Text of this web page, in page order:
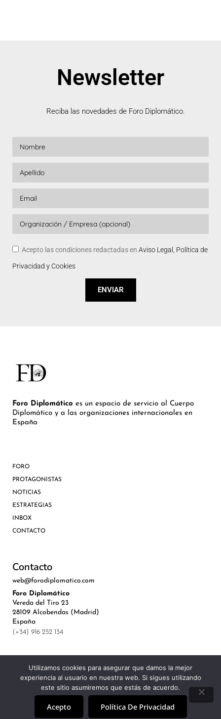
Newsletter
Reciba las novedades de Foro Diplomático.
Acepto las condiciones redactadas en Aviso Legal, Política de
Privacidad y Cookies
ENVIAR
Foro Diplomático es un espacio de servicio al Cuerpo
Diplomático y a las organizaciones internacionales en
España
FORO
PROTAGONISTAS
NOTICIAS
ESTRATEGIAS
INBOX
CONTACTO
Contacto
web@forodiplomatico.com
Foro Diplomático
Vereda del Tiro 23
28109 Alcobendas (Madrid)
España
(+34) 916 252 134
©Royal Lis Spain 2024
Aviso Legal, Política de Privacidad y Cookies
Utilizamos cookies para asegurar que damos la mejor
experiencia al usuario en nuestra web. Si sigues utilizando
este sitio asumiremos que estás de acuerdo.
Acepto Política De Privacidad